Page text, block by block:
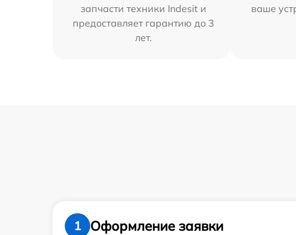
запчасти техники Indesit и
предоставляет гарантию до 3
лет.
ваше
1
Оформление заявки